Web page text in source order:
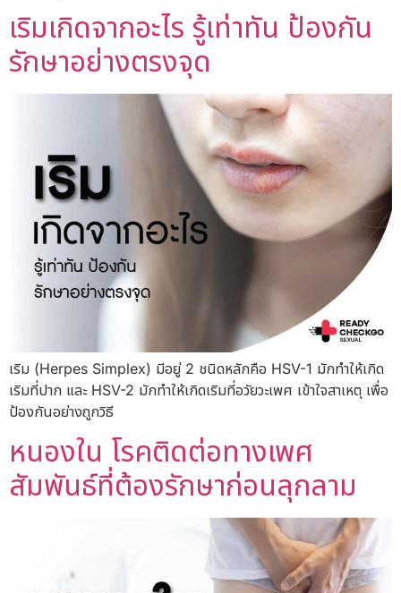
เริมเกิดจากอะไร รู้เท่าทัน ป้องกัน
รักษาอย่างตรงจุด
เริม (Herpes Simplex) มีอยู่ 2 ชนิดหลักคือ HSV-1 มักทำให้เกิด
เริมที่ปาก และ HSV-2 มักทำให้เกิดเริมที่อวัยวะเพศ เข้าใจสาเหตุ เพื่อ
ป้องกันอย่างถูกวิธี
หนองใน โรคติดต่อทางเพศ
สัมพันธ์ที่ต้องรักษาก่อนลุกลาม